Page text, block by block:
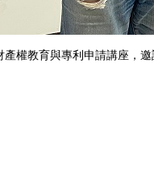
產權教育與專利申請講座，